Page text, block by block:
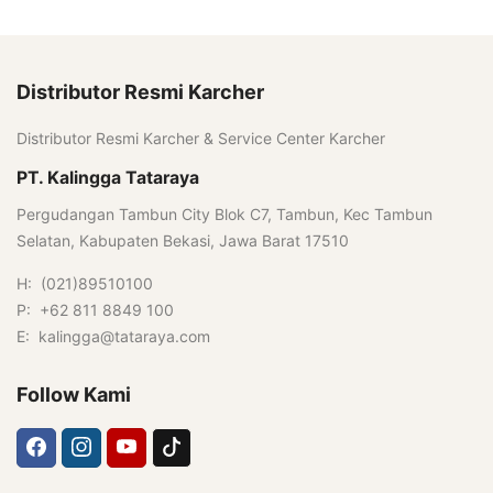
Distributor Resmi Karcher
Distributor Resmi Karcher & Service Center Karcher
PT. Kalingga Tataraya
Pergudangan Tambun City Blok C7, Tambun, Kec Tambun
Selatan, Kabupaten Bekasi, Jawa Barat 17510
H: (021)89510100
P: +62 811 8849 100
E: kalingga@tataraya.com
Follow Kami